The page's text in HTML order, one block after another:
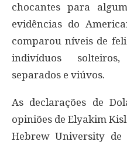
chocantes para
evidências do
comparou níveis de
indivíduos
separados e viúvos.
As declarações de
opiniões de Elyakim
Hebrew University